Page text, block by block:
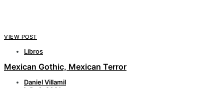
VIEW POST
Libros
Mexican Gothic, Mexican Terror
Daniel Villamil